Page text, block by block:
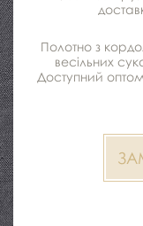
Полотно з
весільних
Доступний оптом